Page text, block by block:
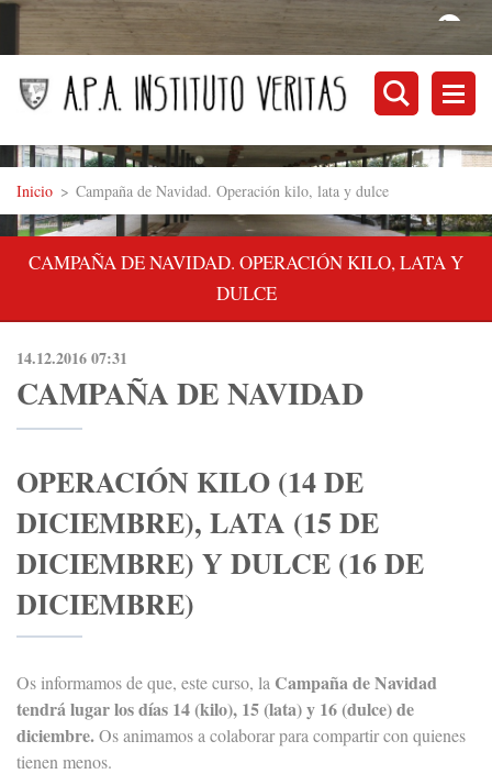
Inicio > Campaña de Navidad. Operación kilo, lata y dulce
CAMPAÑA DE NAVIDAD. OPERACIÓN KILO, LATA Y
DULCE
14.12.2016 07:31
CAMPAÑA DE NAVIDAD
OPERACIÓN KILO (14 DE
DICIEMBRE), LATA (15 DE
DICIEMBRE) Y DULCE (16 DE
DICIEMBRE)
Os informamos de que, este curso, la Campaña de Navidad
tendrá lugar los días 14 (kilo), 15 (lata) y 16 (dulce) de
diciembre.Os animamos a colaborar para compartir con quienes
tienen menos.